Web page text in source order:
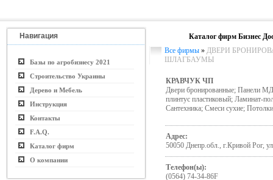
Навигация
Базы по агробизнесу 2021
Строительство Украины
Дерево и Мебель
Инструкция
Контакты
F.A.Q.
Каталог фирм
О компании
Каталог фирм Бизнес
Все фирмы » ДВЕРИ
ШЛАГБАУМЫ
КРАВЧУК ЧП
Двери бронированные; Панели
плинтус пластиковый; Ламинат-
Сантехника; Смеси сухие;
Адрес:
50050 Днепр.обл., г.Кривой Рог,
Телефон(ы):
(0564) 74-34-86F